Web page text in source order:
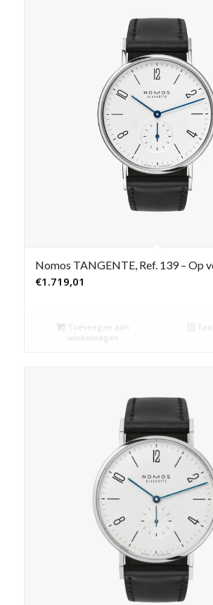
Nomos TANGENTE, Ref. 139 – Op
€1.719,01
Toevoegen aan
winkelwagen